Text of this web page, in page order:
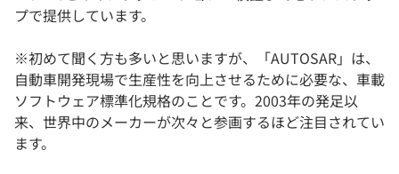
プで提供しています。
※初めて聞く方も多いと思いますが、「AUTOSAR」は、
自動車開発現場で生産性を向上させるために必要な、車載
ソフトウェア標準化規格のことです。2003年の発足以
来、世界中のメーカーが次々と参画するほど注目されてい
ます。